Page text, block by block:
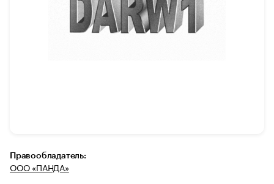
Правообладатель:
ООО «ПАНДА»